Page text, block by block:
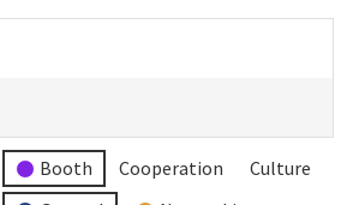
Booth Cooperation
Culture